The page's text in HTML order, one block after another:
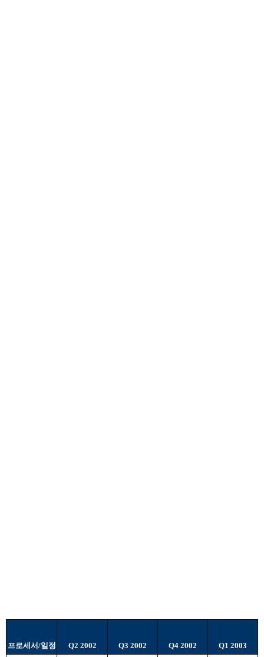
프로세서/일정 Q2 2002 Q3 2002 Q4 2002 Q1 2003